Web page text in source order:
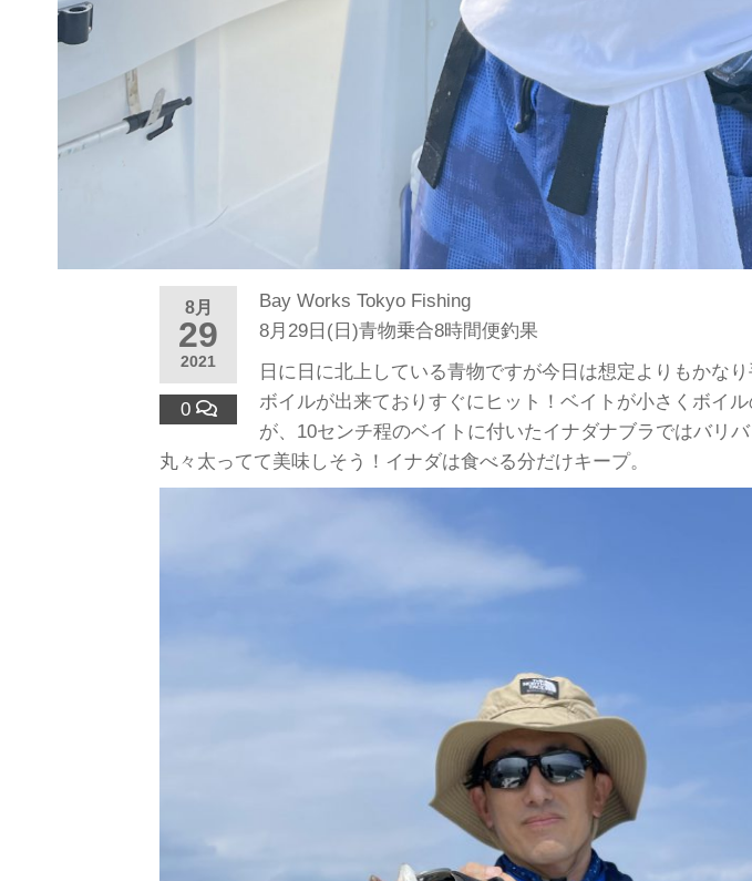
8月
29
2021
0
Bay Works Tokyo Fishing
8月29日(日)青物乗合8時間便釣果
日に日に北上している青物ですが今日は想定よりもかな
ボイルが出来ておりすぐにヒット！ベイトが小さくボイ
が、10センチ程のベイトに付いたイナダナブラではバリ
丸々太ってて美味しそう！イナダは食べる分だけキープ。